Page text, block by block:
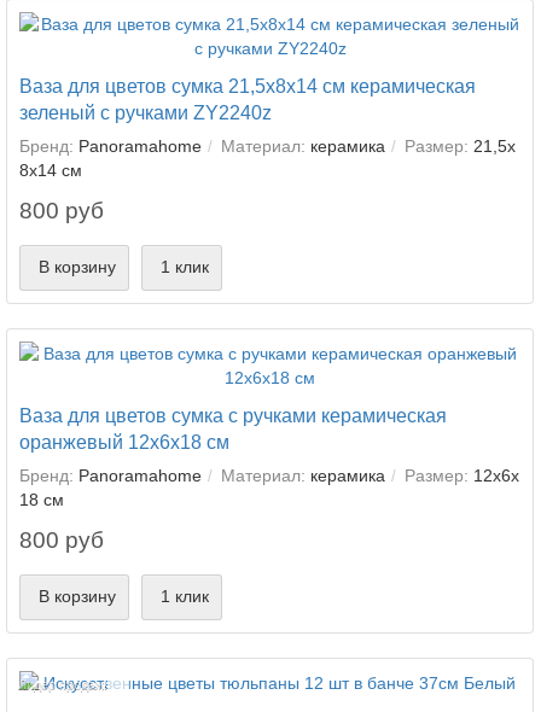
Ваза для цветов сумка 21,5х8х14 см керамическая
зеленый с ручками ZY2240z
Бренд: Panoramahome Материал: керамика Размер: 21,5х
8х14 см
800 руб
В корзину 1 клик
Ваза для цветов сумка с ручками керамическая
оранжевый 12х6х18 см
Бренд: Panoramahome Материал: керамика Размер: 12х6х
18 см
800 руб
В корзину 1 клик
Лидер продаж!